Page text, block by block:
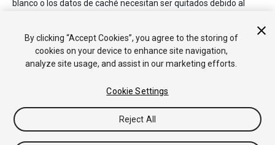
blanco o los datos de caché necesitan ser quitados debido al
requiere los procesos pre-computados y bake para correr. Estos
pasos toman algo de tiempo.
By clicking “Accept Cookies”, you agree to the storing of
cookies on your device to enhance site navigation,
analyze site usage, and assist in our marketing efforts.
Cookie Settings
Reject All